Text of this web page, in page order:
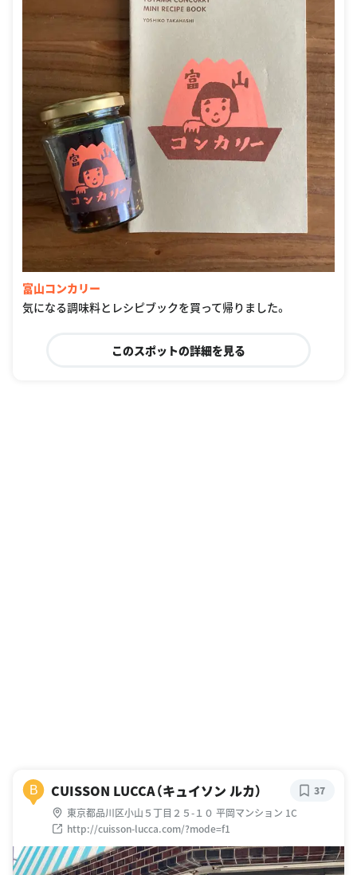
富山コンカリー
気になる調味料とレシピブックを買って帰りました。
このスポットの詳細を見る
B CUISSON LUCCA（キュイソン ルカ）
東京都品川区小山５丁目２５-１０ 平岡マンション 1C
http://cuisson-lucca.com/?mode=f1
37